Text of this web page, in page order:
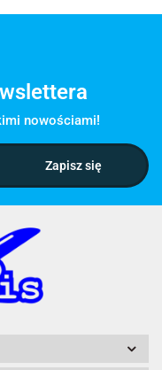
nowościami!